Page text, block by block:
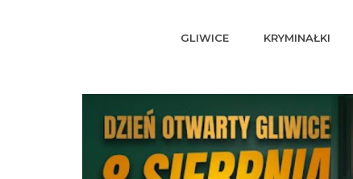
GLIWICE KRYMINAŁKI